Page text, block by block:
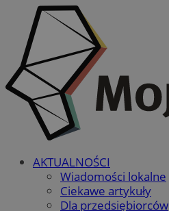
AKTUALNOŚCI
Wiadomości lokalne
Ciekawe artykuły
Dla przedsiębiorców